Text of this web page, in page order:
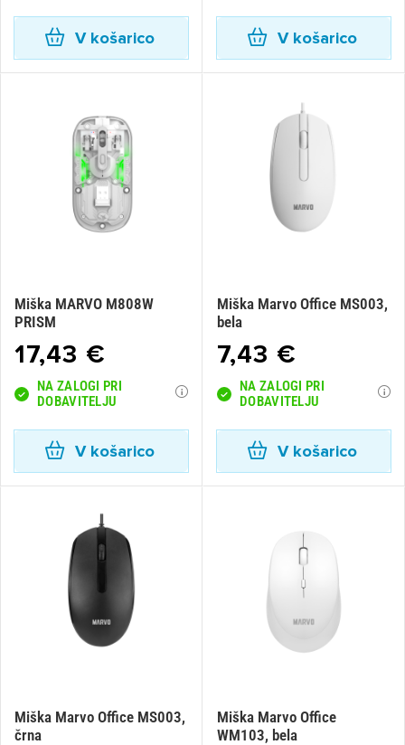
V košarico V košarico
Miška MARVO M808W
PRISM
17,43 €
NA ZALOGI PRI
DOBAVITELJU
V košarico
Miška Marvo Office MS003,
bela
7,43 €
NA ZALOGI PRI
DOBAVITELJU
V košarico
Miška Marvo Office MS003,
črna
Miška Marvo Office
WM103, bela